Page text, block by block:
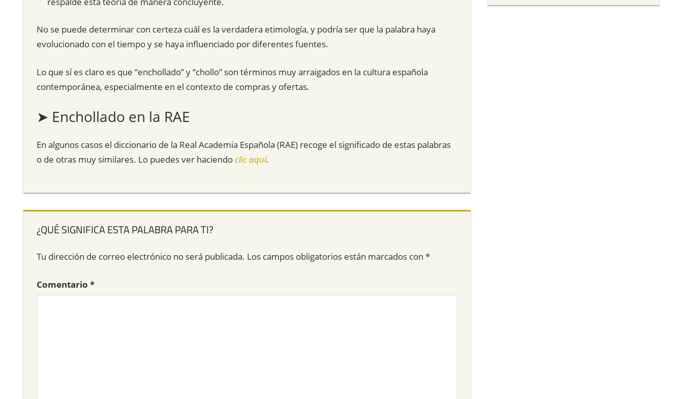
No se puede determinar con certeza cuál es la verdadera etimología, y podría ser que la palabra haya
evolucionado con el tiempo y se haya influenciado por diferentes fuentes.
Lo que sí es claro es que “enchollado” y “chollo” son términos muy arraigados en la cultura española
contemporánea, especialmente en el contexto de compras y ofertas.
➤ Enchollado en la RAE
En algunos casos el diccionario de la Real Academia Española (RAE) recoge el significado de estas palabras
o de otras muy similares. Lo puedes ver haciendoclic aquí.
¿QUÉ SIGNIFICA ESTA PALABRA PARA TI?
Tu dirección de correo electrónico no será publicada. Los campos obligatorios están marcados con *
Comentario *